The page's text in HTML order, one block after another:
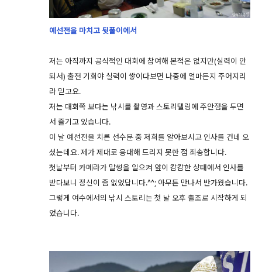
예선전을 마치고 뒷풀이에서
저는 아직까지 공식적인 대회에 참여해 본적은 없지만(실력이 안
되서) 출전 기회야 실력이 쌓이다보면 나중에 얼마든지 주어지리
라 믿고요.
저는 대회쪽 보다는 낚시를 촬영과 스토리텔링에 주안점을 두면
서 즐기고 있습니다.
이 날 예선전을 치른 선수분 중 저희를 알아보시고 인사를 건네 오
셨는데요. 제가 제대로 응대해 드리지 못한 점 죄송합니다.
첫날부터 카메라가 말썽을 일으켜 앞이 캄캄한 상태에서 인사를
받다보니 정신이 좀 없었답니다.^^; 아무튼 만나서 반가웠습니다.
그렇게 여수에서의 낚시 스토리는 첫 날 오후 출조로 시작하게 되
었습니다.